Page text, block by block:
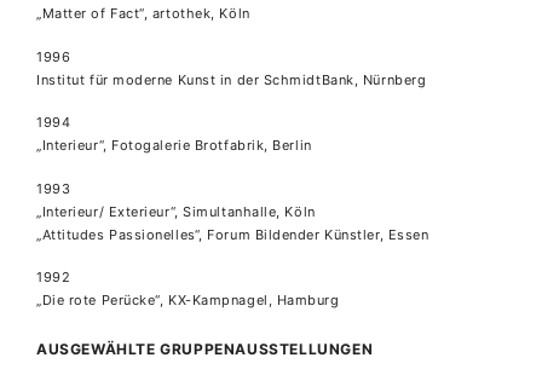
„Matter of Fact“, artothek, Köln
1996
Institut für moderne Kunst in der SchmidtBank, Nürnberg
1994
„Interieur“, Fotogalerie Brotfabrik, Berlin
1993
„Interieur/ Exterieur“, Simultanhalle, Köln
„Attitudes Passionelles“, Forum Bildender Künstler, Essen
1992
„Die rote Perücke“, KX-Kampnagel, Hamburg
AUSGEWÄHLTE GRUPPENAUSSTELLUNGEN